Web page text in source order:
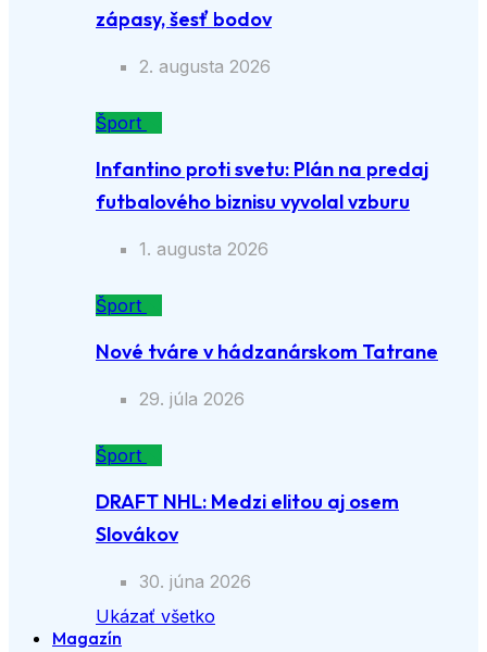
zápasy, šesť bodov
2. augusta 2026
Šport
Infantino proti svetu: Plán na predaj
futbalového biznisu vyvolal vzburu
1. augusta 2026
Šport
Nové tváre v hádzanárskom Tatrane
29. júla 2026
Šport
DRAFT NHL: Medzi elitou aj osem
Slovákov
30. júna 2026
Ukázať všetko
Magazín